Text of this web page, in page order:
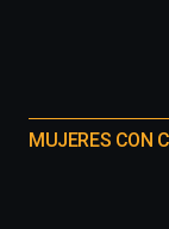
MUJERES CON